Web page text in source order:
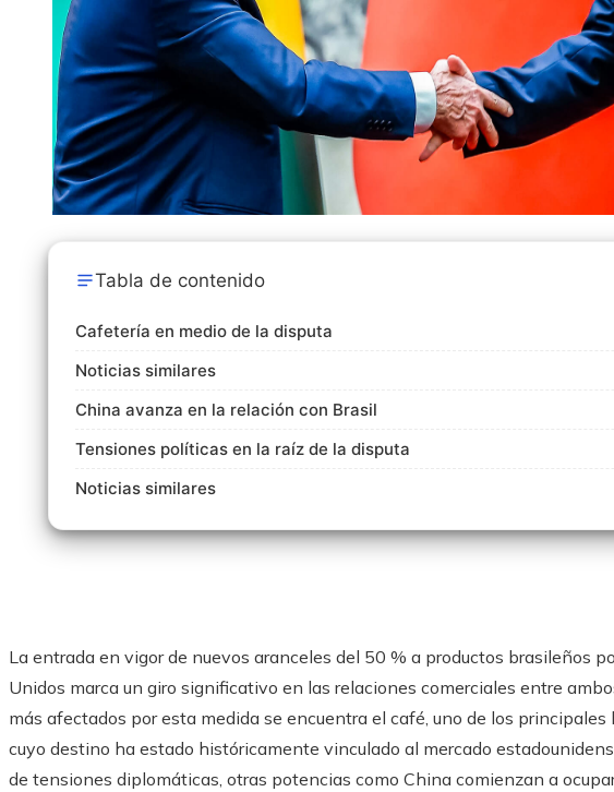
Tabla de contenido
Cafetería en medio de la disputa
Noticias similares
China avanza en la relación con Brasil
Tensiones políticas en la raíz de la disputa
Noticias similares
La entrada en vigor de nuevos aranceles del 50 % a productos brasileños
Unidos marca un giro significativo en las relaciones comerciales entre
más afectados por esta medida se encuentra el café, uno de los
cuyo destino ha estado históricamente vinculado al mercado
de tensiones diplomáticas, otras potencias como China comienzan a